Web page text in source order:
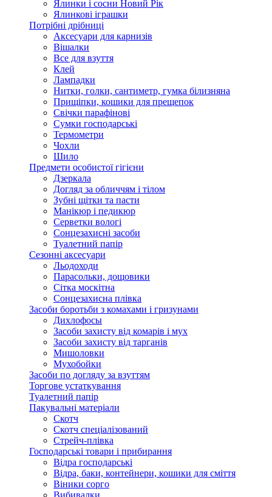
Ялинки і сосни Новий Рік
Ялинкові іграшки
Потрібні дрібниці
Аксесуари для карнизів
Вішалки
Все для взуття
Клей
Лампадки
Нитки, голки, сантиметр, гумка білизняна
Прищіпки, кошики для прещепок
Свічки парафінові
Сумки господарські
Термометри
Чохли
Шило
Предмети особистої гігієни
Дзеркала
Догляд за обличчям і тілом
Зубні щітки та пасти
Манікюр і педикюр
Серветки вологі
Сонцезахисні засоби
Туалетний папір
Сезонні аксесуари
Льодоходи
Парасольки, дощовики
Сітка москітна
Сонцезахисна плівка
Засоби боротьби з комахами і гризунами
Дихлофосы
Засоби захисту від комарів і мух
Засоби захисту від тарганів
Мишоловки
Мухобойки
Засоби по догляду за взуттям
Торгове устаткування
Туалетний папір
Пакувальні матеріали
Скотч
Скотч спеціалізований
Стрейч-плівка
Господарські товари і прибирання
Відра господарські
Відра, баки, контейнери, кошики для сміття
Віники сорго
Вибивалки